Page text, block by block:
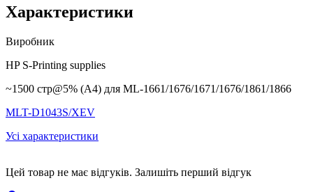
Характеристики
Виробник
HP S-Printing supplies
~1500 стр@5% (A4) для ML-1661/1676/1671/1676/1861/1866
MLT-D1043S/XEV
Усі характеристики
Цей товар не має відгуків. Залишіть перший відгук